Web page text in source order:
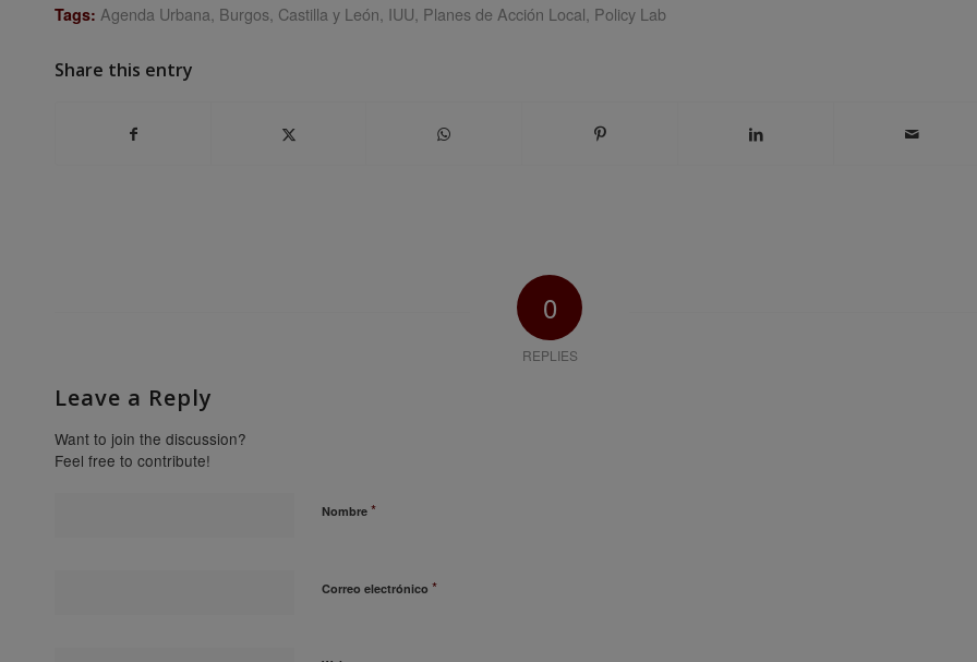
Tags: Agenda Urbana Burgos Castilla y León IUU Planes de Acción Local Policy Lab
Share this entry
0
REPLIES
Leave a Reply
Want to join the discussion?
Feel free to contribute!
Nombre *
Correo electrónico *